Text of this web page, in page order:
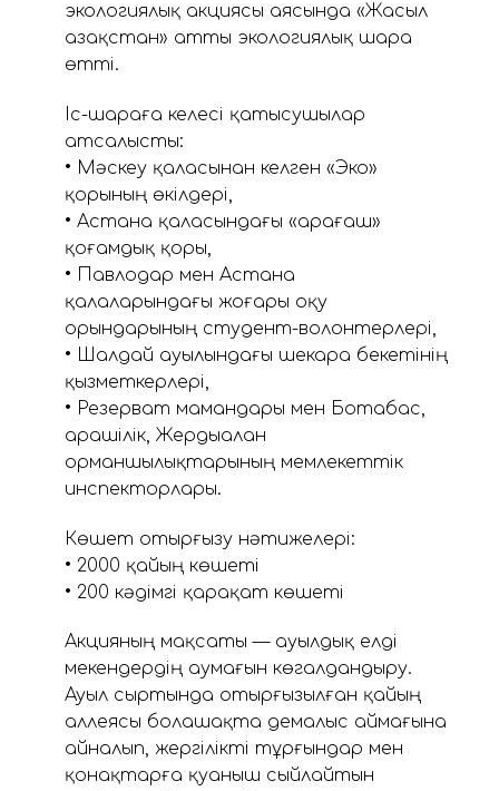
экологиялық акциясы аясында «Жасыл
Қазақстан» атты экологиялық шара
өтті.
Іс-шараға келесі қатысушылар
атсалысты:
• Мәскеу қаласынан келген «Эко»
қорының өкілдері,
• Астана қаласындағы «Қарағаш»
қоғамдық қоры,
• Павлодар мен Астана
қалаларындағы жоғары оқу
орындарының студент-волонтерлері,
• Шалдай ауылындағы шекара бекетінің
қызметкерлері,
• Резерват мамандары мен Ботабас,
Қарашілік, Жердыалан
орманшылықтарының мемлекеттік
инспекторлары.
Көшет отырғызу нәтижелері:
• 2000 қайың көшеті
• 200 кәдімгі қарақат көшеті
Акцияның мақсаты — ауылдық елді
мекендердің аумағын көгалдандыру.
Ауыл сыртында отырғызылған қайың
аллеясы болашақта демалыс аймағына
айналып, жергілікті тұрғындар мен
қонақтарға қуаныш сыйлайтын